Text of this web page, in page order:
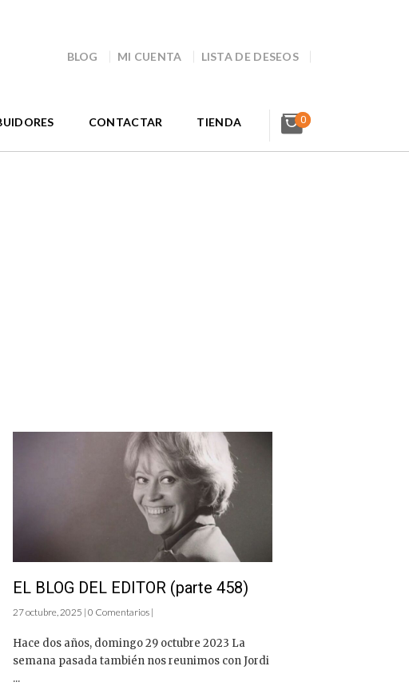
BLOG MI CUENTA LISTA DE DESEOS
CONTACTAR TIENDA 0
EL BLOG DEL EDITOR (parte 458)
27 octubre, 2025 | 0 Comentarios |
Hace dos años, domingo 29 octubre 2023 La
semana pasada también nos reunimos con Jordi
...